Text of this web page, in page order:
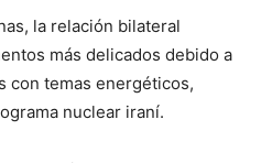
la relación bilateral
más delicados debido a
con temas energéticos,
nuclear iraní.